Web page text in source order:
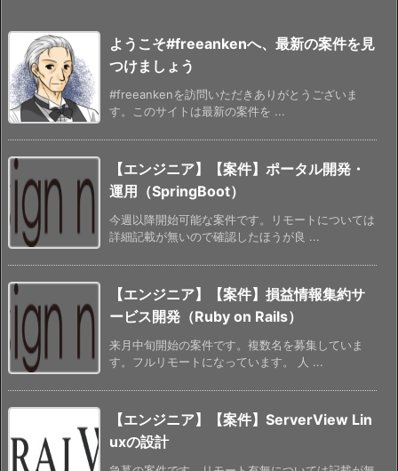
ようこそ#freeankenへ、最新の案件を見
つけましょう
#freeankenを訪問いただきありがとうございま
す。このサイトは最新の案件を ...
【エンジニア】【案件】ポータル開発・
運用（SpringBoot）
今週以降開始可能な案件です。リモートについては
詳細記載が無いので確認したほうが良 ...
【エンジニア】【案件】損益情報集約サ
ービス開発（Ruby on Rails）
来月中旬開始の案件です。複数名を募集していま
す。フルリモートになっています。 人 ...
【エンジニア】【案件】ServerView Lin
uxの設計